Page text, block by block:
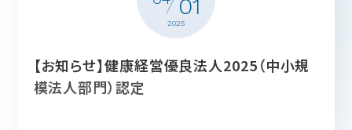
２０２５年１月５日（月）より順次ご連絡させていただきま
01
2025
【お知らせ】健康経営優良法人2025（中小規
模法人部門）認定